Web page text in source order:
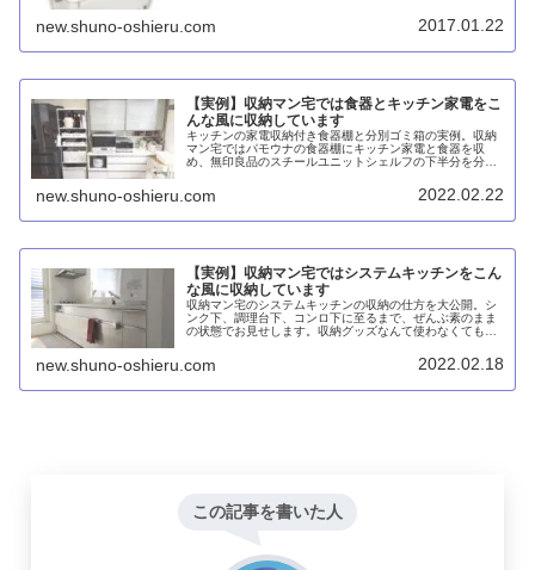
new.shuno-oshieru.com 2017.01.22
【実例】収納マン宅では食器とキッチン家電をこ
んな風に収納しています
キッチンの家電収納付き食器棚と分別ゴミ箱の実例。収納
マン宅ではパモウナの食器棚にキッチン家電と食器を収
め、無印良品のスチールユニットシェルフの下半分を分別
new.shuno-oshieru.com 2022.02.22
【実例】収納マン宅ではシステムキッチンをこん
な風に収納しています
収納マン宅のシステムキッチンの収納の仕方を大公開。シ
ンク下、調理台下、コンロ下に至るまで、ぜんぶ素のまま
の状態でお見せします。収納グッズなんて使わなくてもゾ
new.shuno-oshieru.com 2022.02.18
この記事を書いた人